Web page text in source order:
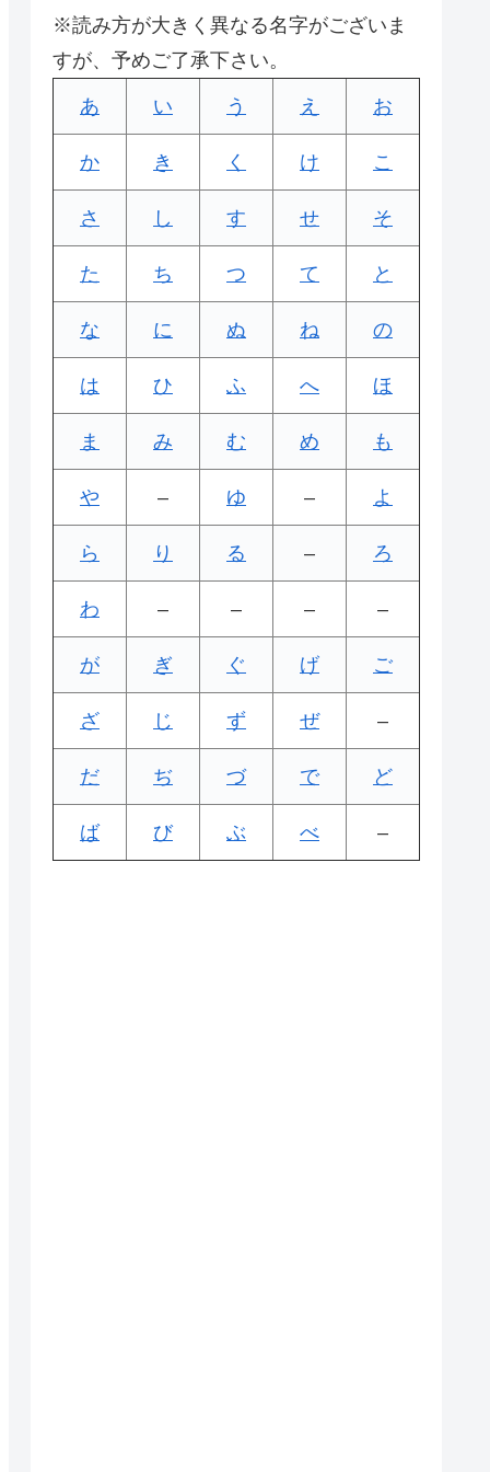
※読み方が大きく異なる名字がございま
すが、予めご了承下さい。
あ い う え お
か き く け こ
さ し す せ そ
た ち つ て と
な に ぬ ね の
は ひ ふ へ ほ
ま み む め も
や – ゆ – よ
ら り る – ろ
わ – – – –
が ぎ ぐ げ ご
ざ じ ず ぜ –
だ ぢ づ で ど
ば び ぶ べ –